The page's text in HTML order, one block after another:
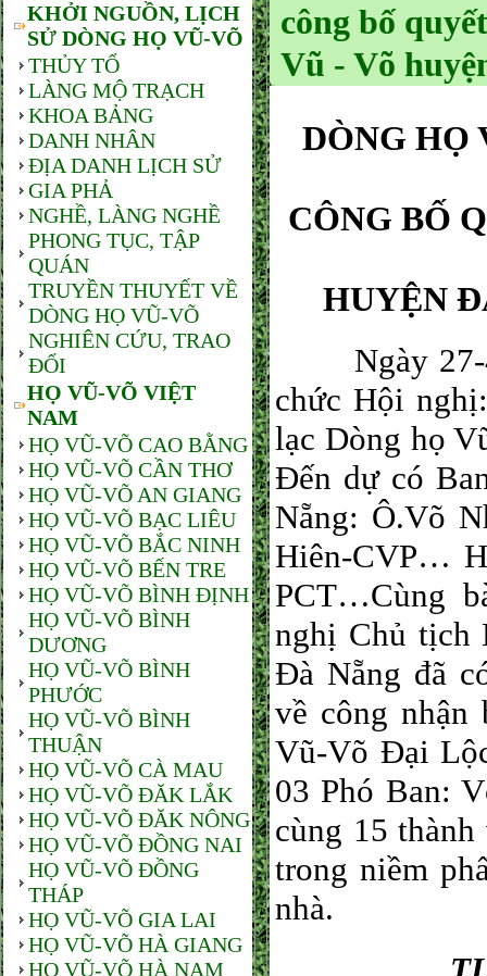
KHỞI NGUỒN, LỊCH
SỬ DÒNG HỌ VŨ-VÕ
THỦY TỔ
LÀNG MỘ TRẠCH
KHOA BẢNG
DANH NHÂN
ĐỊA DANH LỊCH SỬ
GIA PHẢ
NGHỀ, LÀNG NGHỀ
PHONG TỤC, TẬP
QUÁN
TRUYỀN THUYẾT VỀ
DÒNG HỌ VŨ-VÕ
NGHIÊN CỨU, TRAO
ĐỔI
HỌ VŨ-VÕ VIỆT
NAM
HỌ VŨ-VÕ CAO BẰNG
HỌ VŨ-VÕ CẦN THƠ
HỌ VŨ-VÕ AN GIANG
HỌ VŨ-VÕ BẠC LIÊU
HỌ VŨ-VÕ BẮC NINH
HỌ VŨ-VÕ BẾN TRE
HỌ VŨ-VÕ BÌNH ĐỊNH
HỌ VŨ-VÕ BÌNH
DƯƠNG
HỌ VŨ-VÕ BÌNH
PHƯỚC
HỌ VŨ-VÕ BÌNH
THUẬN
HỌ VŨ-VÕ CÀ MAU
HỌ VŨ-VÕ ĐĂK LẮK
HỌ VŨ-VÕ ĐĂK NÔNG
HỌ VŨ-VÕ ĐỒNG NAI
HỌ VŨ-VÕ ĐỒNG
THÁP
HỌ VŨ-VÕ GIA LAI
HỌ VŨ-VÕ HÀ GIANG
HỌ VŨ-VÕ HÀ NAM
công bố
Vũ - Võ
DÒNG HỌ
CÔNG BỐ
HUYỆN
Ngày 27-4-
chức Hội
lạc Dòng họ
Đến dự có
Nẵng: Ô.Võ
Hiên-CVP…
PCT…Cùng
nghị Chủ tịch
Đà Nẵng đã
về công
Vũ-Võ Đại
03 Phó Ban:
cùng 15
trong niềm
nhà.